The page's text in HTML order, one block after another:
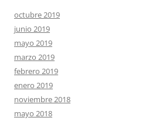
octubre 2019
junio 2019
mayo 2019
marzo 2019
febrero 2019
enero 2019
noviembre 2018
mayo 2018